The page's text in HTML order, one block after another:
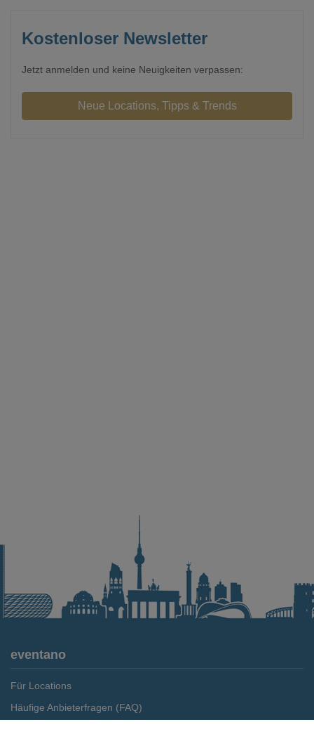
Kostenloser Newsletter
Jetzt anmelden und keine Neuigkeiten verpassen:
eventano
Für Locations
Häufige Anbieterfragen (FAQ)